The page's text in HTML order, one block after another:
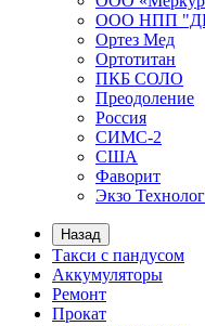
ООО НПП
Ортез Мед
Ортотитан
ПКБ СОЛО
Преодоление
Россия
СИМС-2
США
Фаворит
Экзо
Назад
Такси с пандусом
Аккумуляторы
Ремонт
Прокат